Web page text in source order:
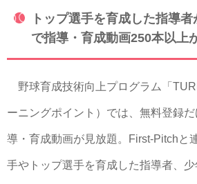
トップ選手を育成した指導
で指導・育成動画250本以上
野球育成技術向上プログラム「
ーニングポイント）では、無料登録
導・育成動画が見放題。First-Pitchと
手やトップ選手を育成した指導者、